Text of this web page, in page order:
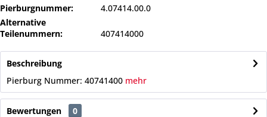
Pierburgnummer:
4.07414.00.0
Alternative
Teilenummern:
407414000
Beschreibung
Pierburg Nummer: 40741400 mehr
Bewertungen
0